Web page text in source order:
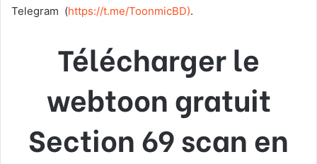
Telegram (https://t.me/ToonmicBD).
Télécharger le
webtoon gratuit
Section 69 scan en